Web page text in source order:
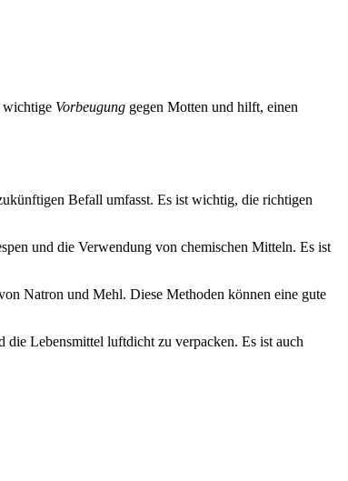
wichtige Vorbeugung gegen Motten und hilft, einen
Befall umfasst. Es ist wichtig, die richtigen
und die Verwendung von chemischen Mitteln. Es ist
Natron und Mehl. Diese Methoden können eine gute
Lebensmittel luftdicht zu verpacken. Es ist auch